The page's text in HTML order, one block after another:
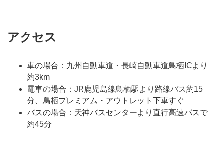
アクセス
車の場合：九州自動車道・長崎自動車道鳥栖ICより
約3km
電車の場合：JR鹿児島線鳥栖駅より路線バス約15
分、鳥栖プレミアム・アウトレット下車すぐ
バスの場合：天神バスセンターより直行高速バスで
約45分